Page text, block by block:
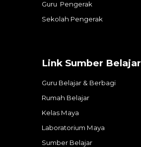
Guru Pengerak
Sekolah Pengerak
LinkSumber Belajar
Guru Belajar & Berbagi
Rumah Belajar
Kelas Maya
Laboratorium Maya
Sumber Belajar